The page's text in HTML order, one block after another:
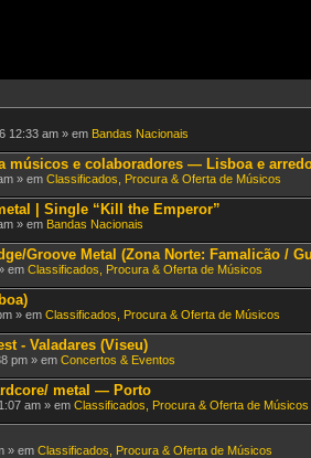
12:33 am » em Bandas Nacionais
músicos e colaboradores — Lisboa e
» em Classificados, Procura & Oferta de Músicos
| Single “Kill the Emperor”
» em Bandas Nacionais
Groove Metal (Zona Norte: Famalicão /
em Classificados, Procura & Oferta de Músicos
» em Classificados, Procura & Oferta de Músicos
- Valadares (Viseu)
pm » em Concertos & Eventos
metal — Porto
am » em Classificados, Procura & Oferta de Músicos
» em Classificados, Procura & Oferta de Músicos